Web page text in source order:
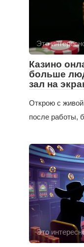
Это
Казино
больше
зал на
Открою с
после работы,
Это